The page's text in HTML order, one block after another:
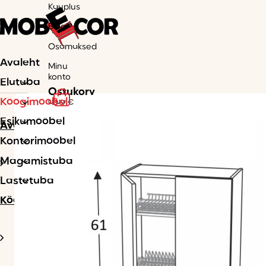
Kauplus
Blogi
Osamaksed
Minu
konto
Ostukorv
0.00 €
0
Avaleht
Elutuba
Köögimööbel
Esikumööbel
Kontorimööbel
Magamistuba
Lastetuba
Avaleht
Köögimööbel